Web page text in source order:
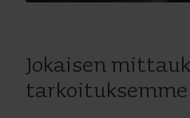
Jokaisen
tarkoituksemme